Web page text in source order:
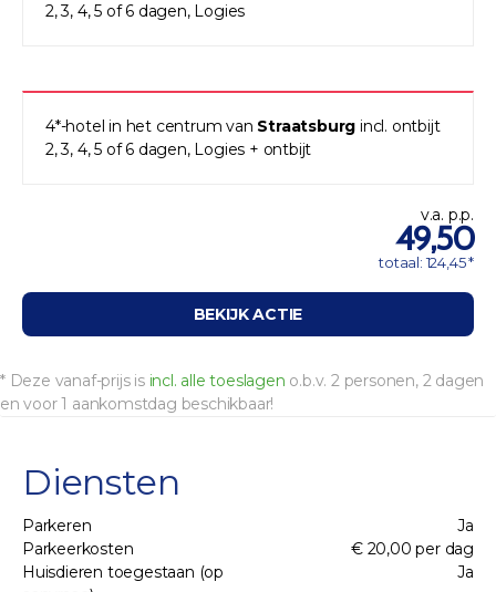
2, 3, 4, 5 of 6 dagen, Logies
4*-hotel in het centrum van Straatsburg incl. ontbijt
2, 3, 4, 5 of 6 dagen, Logies + ontbijt
v.a. p.p.
49,50
totaal: 124,45 *
BEKIJK ACTIE
* Deze vanaf-prijs is incl. alle toeslagen o.b.v. 2 personen, 2 dagen
en voor 1 aankomstdag beschikbaar!
Diensten
Parkeren
Ja
Parkeerkosten
€ 20,00 per dag
Huisdieren toegestaan (op
Ja